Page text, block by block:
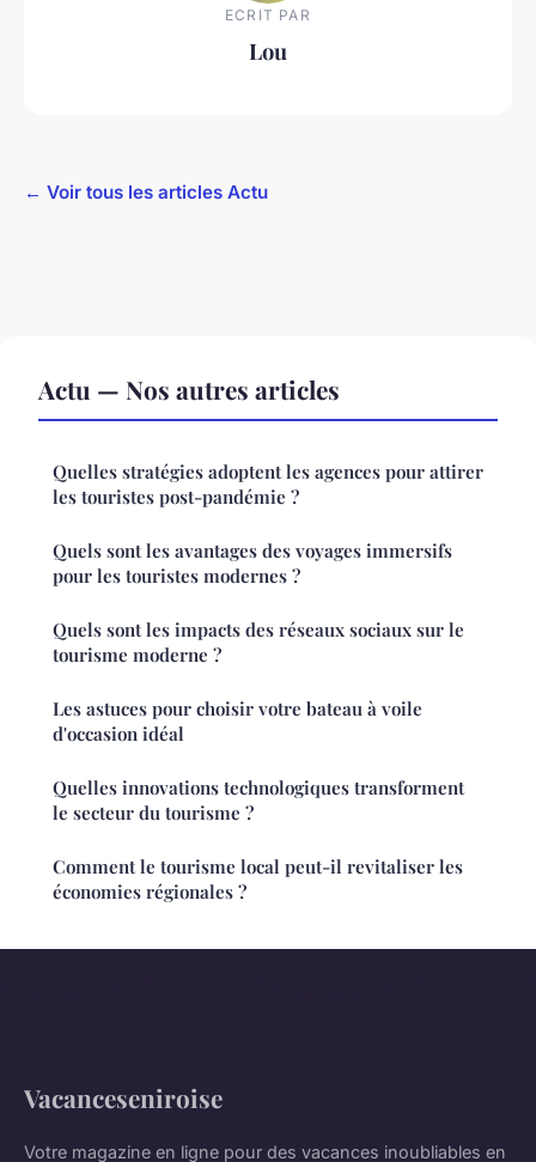
ECRIT PAR
Lou
← Voir tous les articles Actu
Actu — Nos autres articles
Quelles stratégies adoptent les agences pour attirer
les touristes post-pandémie ?
Quels sont les avantages des voyages immersifs
pour les touristes modernes ?
Quels sont les impacts des réseaux sociaux sur le
tourisme moderne ?
Les astuces pour choisir votre bateau à voile
d'occasion idéal
Quelles innovations technologiques transforment
le secteur du tourisme ?
Comment le tourisme local peut-il revitaliser les
économies régionales ?
Vacanceseniroise
Votre magazine en ligne pour des vacances inoubliables en